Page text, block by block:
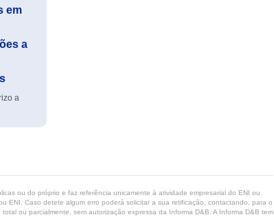
em
a
a
ou do próprio e faz referência unicamente à atividade empresarial do ENI ou
ENI. Caso detete algum erro poderá solicitar a sua retificação, contactando, para o
ou parcialmente, sem autorização expressa da Informa D&B. A Informa D&B tem